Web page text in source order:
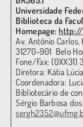
Universidade
Biblioteca da
Homepage: http://
Av. Antônio
31270-901 Belo
Fone/Fax:
Diretora: Kátia
Coordenadora:
Bibliotecário de
Sérgio Barbosa